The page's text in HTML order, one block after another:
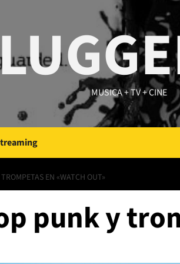
MUSICA + TV + CINE
EN «WATCH OUT»
punk y